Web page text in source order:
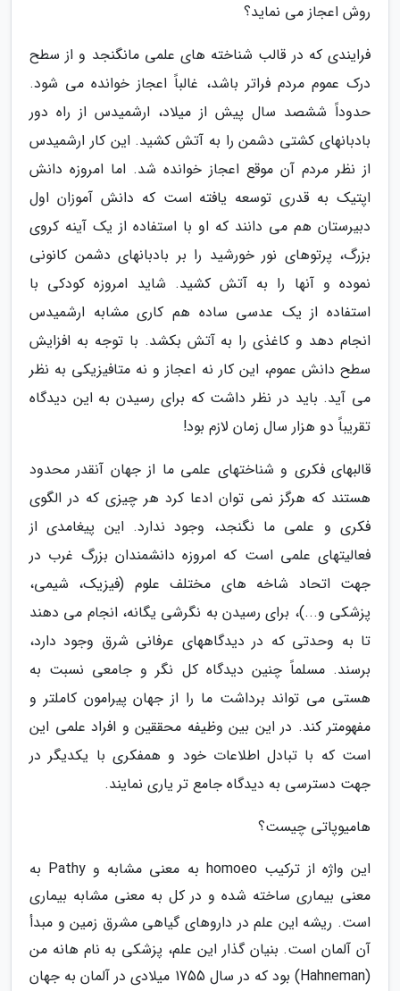
روش اعجاز می نماید؟
فرایندی که در قالب شناخته های علمی مانگنجد و از سطح
درک عموم مردم فراتر باشد، غالباً اعجاز خوانده می شود.
حدوداً ششصد سال پیش از میلاد، ارشمیدس از راه دور
بادبانهای کشتی دشمن را به آتش کشید. این کار ارشمیدس
از نظر مردم آن موقع اعجاز خوانده شد. اما امروزه دانش
اپتیک به قدری توسعه یافته است که دانش آموزان اول
دبیرستان هم می دانند که او با استفاده از یک آینه کروی
بزرگ، پرتوهای نور خورشید را بر بادبانهای دشمن کانونی
نموده و آنها را به آتش کشید. شاید امروزه کودکی با
استفاده از یک عدسی ساده هم کاری مشابه ارشمیدس
انجام دهد و کاغذی را به آتش بکشد. با توجه به افزایش
سطح دانش عموم، این کار نه اعجاز و نه متافیزیکی به نظر
می آید. باید در نظر داشت که برای رسیدن به این دیدگاه
تقریباً دو هزار سال زمان لازم بود!
قالبهای فکری و شناختهای علمی ما از جهان آنقدر محدود
هستند که هرگز نمی توان ادعا کرد هر چیزی که در الگوی
فکری و علمی ما نگنجد، وجود ندارد. این پیغامدی از
فعالیتهای علمی است که امروزه دانشمندان بزرگ غرب در
جهت اتحاد شاخه های مختلف علوم (فیزیک، شیمی،
پزشکی و...)، برای رسیدن به نگرشی یگانه، انجام می دهند
تا به وحدتی که در دیدگاههای عرفانی شرق وجود دارد،
برسند. مسلماً چنین دیدگاه کل نگر و جامعی نسبت به
هستی می تواند برداشت ما را از جهان پیرامون کاملتر و
مفهومتر کند. در این بین وظیفه محققین و افراد علمی این
است که با تبادل اطلاعات خود و همفکری با یکدیگر در
جهت دسترسی به دیدگاه جامع تر یاری نمایند.
هامیوپاتی چیست؟
این واژه از ترکیب homoeo به معنی مشابه و Pathy به
معنی بیماری ساخته شده و در کل به معنی مشابه بیماری
است. ریشه این علم در داروهای گیاهی مشرق زمین و مبدأ
آن آلمان است. بنیان گذار این علم، پزشکی به نام هانه من
(Hahneman) بود که در سال 1755 میلادی در آلمان به جهان